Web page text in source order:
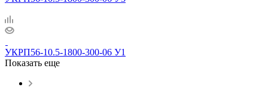
УКРП56-10.5-1800-300-06 У1
Показать еще